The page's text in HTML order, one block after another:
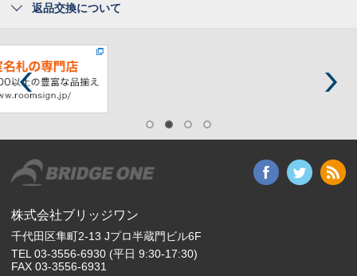
返品交換について
株式会社ブリッジワン
千代田区隼町2-13 Jプロ半蔵門ビル6F
TEL 03-3556-6930 (平日 9:30-17:30)
FAX 03-3556-6931